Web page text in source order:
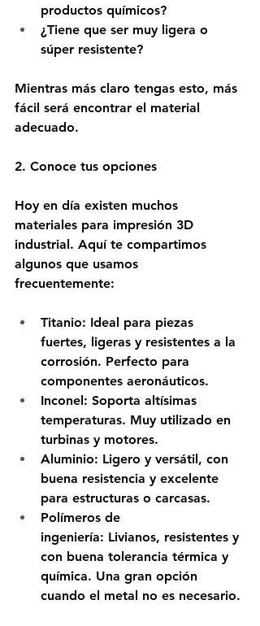
productos químicos?
¿Tiene que ser muy ligera o
súper resistente?
Mientras más claro tengas esto, más
fácil será encontrar el material
adecuado.
2. Conoce tus opciones
Hoy en día existen muchos
materiales para impresión 3D
industrial. Aquí te compartimos
algunos que usamos
frecuentemente:
Titanio: Ideal para piezas
fuertes, ligeras y resistentes a la
corrosión. Perfecto para
componentes aeronáuticos.
Inconel: Soporta altísimas
temperaturas. Muy utilizado en
turbinas y motores.
Aluminio: Ligero y versátil, con
buena resistencia y excelente
para estructuras o carcasas.
Polímeros de
ingeniería: Livianos, resistentes y
con buena tolerancia térmica y
química. Una gran opción
cuando el metal no es necesario.